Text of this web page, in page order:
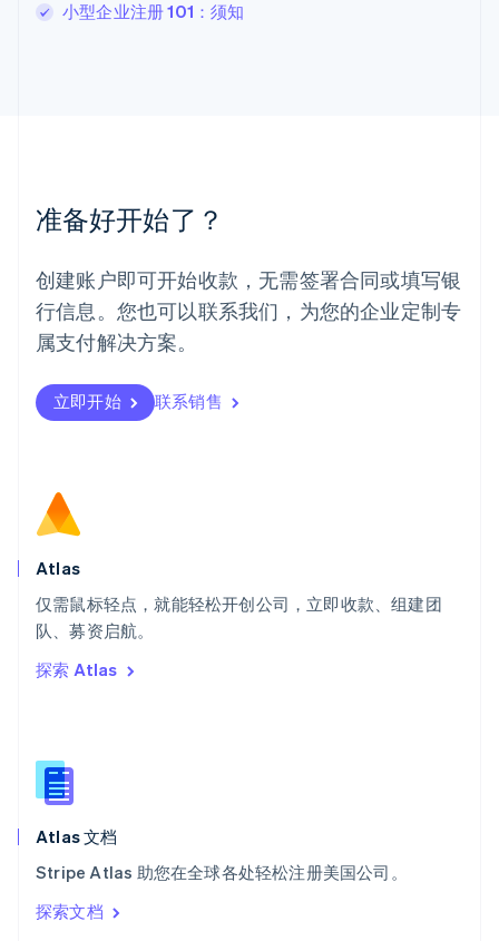
小型企业注册 101：须知
准备好开始了？
创建账户即可开始收款，无需签署合同或填写银
行信息。您也可以联系我们，为您的企业定制专
属支付解决方案。
立即开始 联系销售
Atlas
仅需鼠标轻点，就能轻松开创公司，立即收款、组建团
队、募资启航。
探索 Atlas
Atlas 文档
Stripe Atlas 助您在全球各处轻松注册美国公司。
探索文档
English
挪威
葡萄牙
Português English
日本
日本語English
瑞典
瑞士
DeutschFrançais
English
斯洛文尼亚
泰国
ไทยEnglish
希腊
English
西班牙
新西兰
English
匈牙利
English
ItalianoEnglish
印度
English